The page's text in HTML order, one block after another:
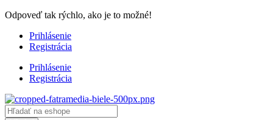
Odpoveď tak rýchlo, ako je to možné!
Prihlásenie
Registrácia
Prihlásenie
Registrácia
Products